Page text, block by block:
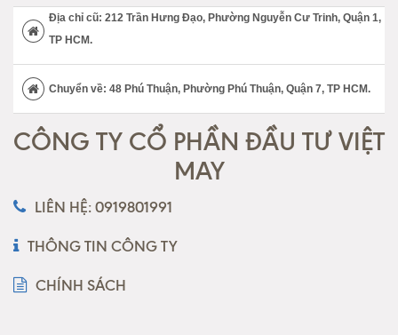
Địa chỉ cũ: 212 Trần Hưng Đạo, Phường Nguyễn Cư Trinh, Quận 1,
TP HCM.
Chuyển về: 48 Phú Thuận, Phường Phú Thuận, Quận 7, TP HCM.
CÔNG TY CỔ PHẦN ĐẦU TƯ VIỆT
MAY
LIÊN HỆ: 0919801991
THÔNG TIN CÔNG TY
CHÍNH SÁCH